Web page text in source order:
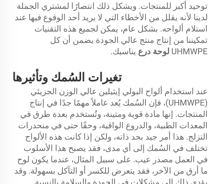
توحيد أكبر للمنتجات. ويشكل ذلك انتصارًا لمشتري الجملة
لدينا لأنه يقلل من الأخطاء التي لا يريد أحد الوقوع فيها عند
استلام ألواحه. بشكل عام، يمكن لجميع هذه التقنيات
تمكيننا من إنتاج منتج عالي الجودة يضمن أن كل
UHMWPE لوحة درع يناسبك.
تغيرات السُمك وتأثيرها
عند استخدام ألواح البولي إيثيلين عالي الوزن الجزيئي
(UHMWPE)، فإن السُمك يُعد عاملاً مهمًا جدًا في إنتاج
المنتجات. إنها مادة قوية ومتينة، وتُستخدم بعدة طرق في
المعدات الطبية، والدروع الواقية، وحقًا حتى في منحدرات
التزلج. هذا أمر جيد بحد ذاته، ولكن إذا كانت هذه الألواح
تختلف في السُمك إلى أي مدى، فقد يصبح هذا الأسلوب
في العمل مصدر عيب. على سبيل المثال، عندما يكون لوح
ما أرق من الآخر، فقد يتعرض للكسر أو التآكل بسهولة. وقد
يؤدي ذلك إلى مشكلات في الجودة والسلامة بالنسبة